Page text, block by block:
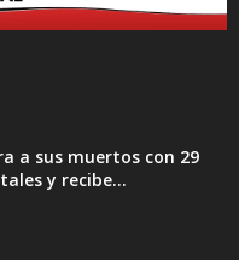
a sus muertos con 29
y recibe...